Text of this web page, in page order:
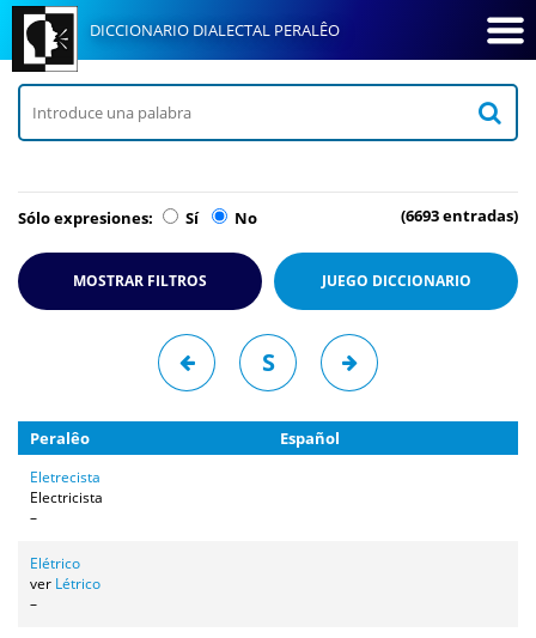
DICCIONARIO DIALECTAL PERALÊO
Sólo expresiones: Sí No (6693 entradas)
MOSTRAR FILTROS JUEGO DICCIONARIO
S
Peralêo Español
Eletrecista
Electricista
–
Elétrico
ver Létrico
–